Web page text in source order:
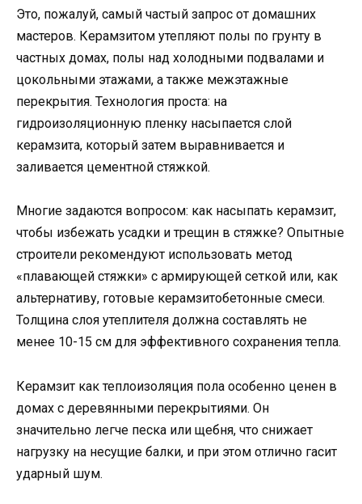
Это, пожалуй, самый частый запрос от домашних
мастеров. Керамзитом утепляют полы по грунту в
частных домах, полы над холодными подвалами и
цокольными этажами, а также межэтажные
перекрытия. Технология проста: на
гидроизоляционную пленку насыпается слой
керамзита, который затем выравнивается и
заливается цементной стяжкой.
Многие задаются вопросом: как насыпать керамзит,
чтобы избежать усадки и трещин в стяжке? Опытные
строители рекомендуют использовать метод
«плавающей стяжки» с армирующей сеткой или, как
альтернативу, готовые керамзитобетонные смеси.
Толщина слоя утеплителя должна составлять не
менее 10-15 см для эффективного сохранения тепла.
Керамзит как теплоизоляция пола особенно ценен в
домах с деревянными перекрытиями. Он
значительно легче песка или щебня, что снижает
нагрузку на несущие балки, и при этом отлично гасит
ударный шум.